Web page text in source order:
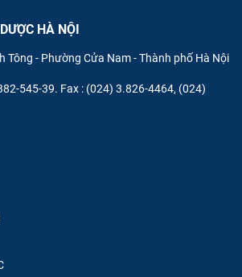
HÀ NỘI
Tông - Phường Cửa Nam - Thành phố Hà Nội
545-39. Fax : (024) 3.826-4464, (024)